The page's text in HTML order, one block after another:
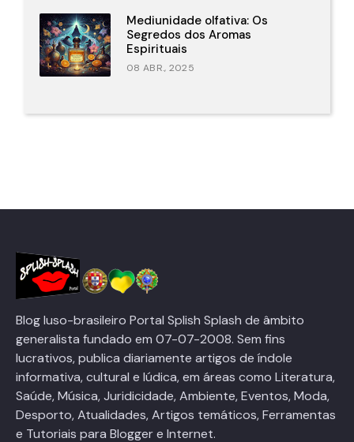
Mediunidade olfativa: Os
Segredos dos Aromas
Espirituais
08 ABR., 2025
Blog luso-brasileiro Portal Splish Splash de âmbito
generalista fundado em 07-07-2008. Sem fins
lucrativos, publica diariamente artigos de índole
informativa, cultural e lúdica, em áreas como Literatura,
Saúde, Música, Juridicidade, Ambiente, Eventos, Moda,
Desporto, Atualidades, Artigos temáticos, Ferramentas
e Tutoriais para Blogger e Internet.